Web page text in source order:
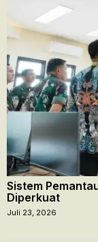
Sistem
Diperkuat
Juli 23, 2026